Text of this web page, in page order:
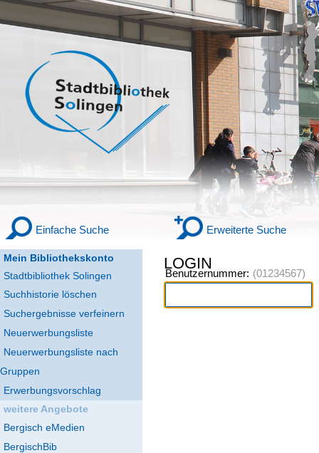
Mein Bibliothekskonto
Stadtbibliothek Solingen
Einfache Suche Erweiterte Suche
Suchhistorie löschen
Suchergebnisse verfeinern
Neuerwerbungsliste
Neuerwerbungsliste nach
Gruppen
Erwerbungsvorschlag
weitere Angebote
Bergisch eMedien
BergischBib
LOGIN
Benutzernummer: